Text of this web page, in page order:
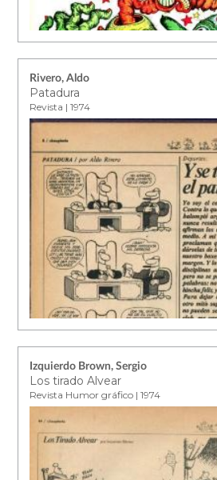
Rivero, Aldo
Patadura
Revista | 1974
Izquierdo Brown, Sergio
Los tirado Alvear
Revista Humor gráfico | 1974